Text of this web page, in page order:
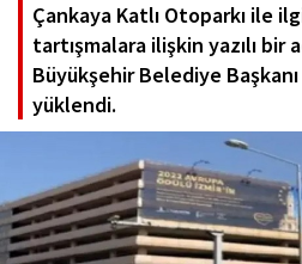
Çankaya Katlı Otoparkı ile
tartışmalara ilişkin yazılı bir
Büyükşehir Belediye Başkanı
yüklendi.